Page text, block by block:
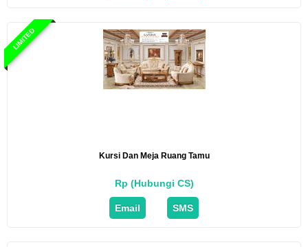
LIMITED
Kursi Dan Meja Ruang Tamu
Rp (Hubungi CS)
Email SMS